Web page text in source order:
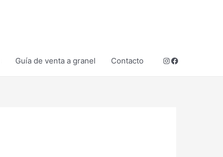
Guía de venta a granel Contacto Instagram
Facebook